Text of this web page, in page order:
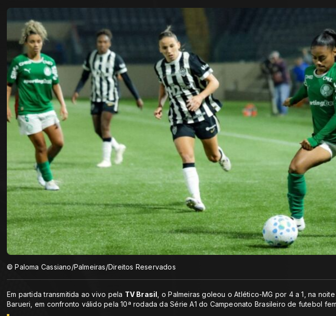
© Paloma Cassiano/Palmeiras/Direitos Reservados
Em partida transmitida ao vivo pela TV Brasil , o Palmeiras goleou o Atlético-MG por 4 a 1, na
Barueri, em confronto válido pela 10ª rodada da Série A1 do Campeonato Brasileiro de futebol